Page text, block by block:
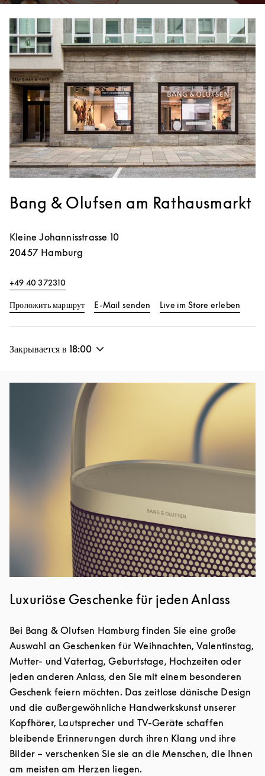
Bang & Olufsen am Rathausmarkt
Kleine Johannisstrasse 10
20457 Hamburg
+49 40 372310
Проложить маршрутLink Opens in New Tab
E-Mail senden Live im Store erleben
Закрывается в 18:00
Изображение события
Luxuriöse Geschenke für jeden Anlass
Bei Bang & Olufsen Hamburg finden Sie eine große
Auswahl an Geschenken für Weihnachten, Valentinstag,
Mutter- und Vatertag, Geburtstage, Hochzeiten oder
jeden anderen Anlass, den Sie mit einem besonderen
Geschenk feiern möchten. Das zeitlose dänische Design
und die außergewöhnliche Handwerkskunst unserer
Kopfhörer, Lautsprecher und TV-Geräte schaffen
bleibende Erinnerungen durch ihren Klang und ihre
Bilder – verschenken Sie sie an die Menschen, die Ihnen
am meisten am Herzen liegen.